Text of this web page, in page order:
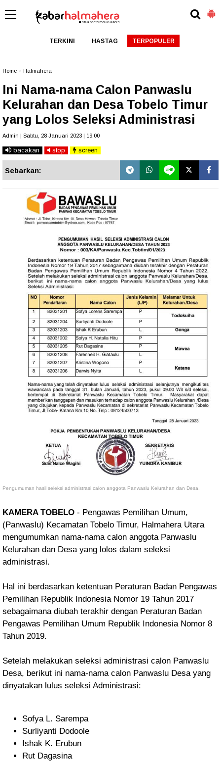
TERKINI HASTAG TERPOPULER
Home Halmahera
Ini Nama-nama Calon Panwaslu
Kelurahan dan Desa Tobelo Timur
yang Lolos Seleksi Administrasi
Admin | Sabtu, 28 Januari 2023 | 19.00
bacakan stop screen
Sebarkan:
Pengumuman hasil seleksi administrasi calon anggota Panwaslu Kelurahan dan Desa.
KAMERA TOBELO - Pengawas Pemilihan Umum,
(Panwaslu) Kecamatan Tobelo Timur, Halmahera Utara
mengumumkan nama-nama calon anggota Panwaslu
Kelurahan dan Desa yang lolos dalam seleksi
administrasi.
Hal ini berdasarkan ketentuan Peraturan Badan Pengawas
Pemilihan Republik Indonesia Nomor 19 Tahun 2017
sebagaimana diubah terakhir dengan Peraturan Badan
Pengawas Pemilihan Umum Republik Indonesia Nomor 8
Tahun 2019.
Setelah melakukan seleksi administrasi calon Panwaslu
Desa, berikut ini nama-nama calon Panwaslu Desa yang
dinyatakan lulus seleksi Administrasi:
Sofya L. Sarempa
Surliyanti Dodoole
Ishak K. Erubun
Rut Dagasina